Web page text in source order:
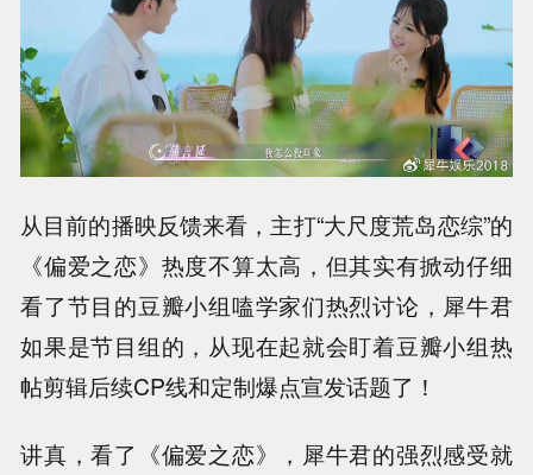
从目前的播映反馈来看，主打“大尺度荒岛恋综”的
《偏爱之恋》热度不算太高，但其实有掀动仔细
看了节目的豆瓣小组嗑学家们热烈讨论，犀牛君
如果是节目组的，从现在起就会盯着豆瓣小组热
帖剪辑后续CP线和定制爆点宣发话题了！
讲真，看了《偏爱之恋》，犀牛君的强烈感受就